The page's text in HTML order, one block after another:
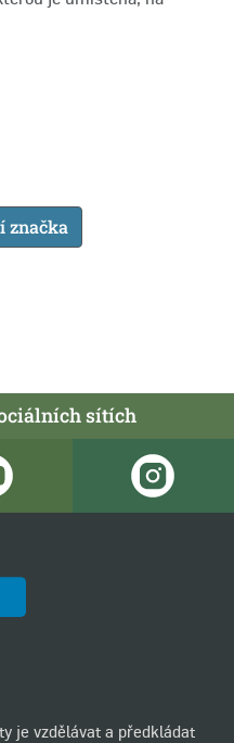
značka
sítích
je vzdělávat a předkládat